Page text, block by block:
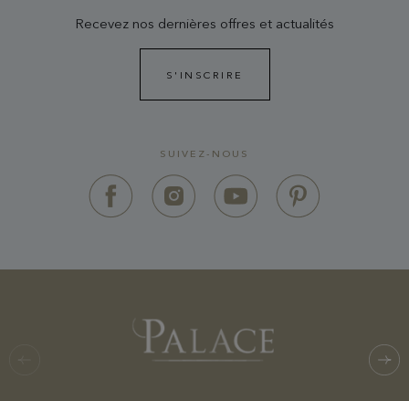
Recevez nos dernières offres et actualités
S'INSCRIRE
SUIVEZ-NOUS